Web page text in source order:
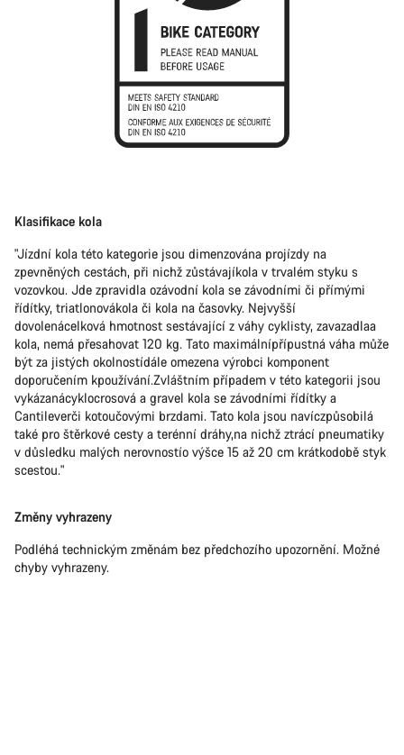
Klasifikace kola
"Jízdní kola této kategorie jsou dimenzována projízdy na
zpevněných cestách, při nichž zůstávajíkola v trvalém styku s
vozovkou. Jde zpravidla ozávodní kola se závodními či přímými
řídítky, triatlonovákola či kola na časovky. Nejvyšší
dovolenácelková hmotnost sestávající z váhy cyklisty, zavazadlaa
kola, nemá přesahovat 120 kg. Tato maximálnípřípustná váha může
být za jistých okolnostídále omezena výrobci komponent
doporučením kpoužívání.Zvláštním případem v této kategorii jsou
vykázanácyklocrosová a gravel kola se závodními řídítky a
Cantileverči kotoučovými brzdami. Tato kola jsou navíczpůsobilá
také pro štěrkové cesty a terénní dráhy,na nichž ztrácí pneumatiky
v důsledku malých nerovnostío výšce 15 až 20 cm krátkodobě styk
scestou."
Změny vyhrazeny
Podléhá technickým změnám bez předchozího upozornění. Možné
chyby vyhrazeny.